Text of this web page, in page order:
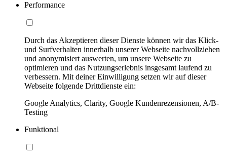
Performance
Durch das Akzeptieren dieser Dienste können wir das Klick-
und Surfverhalten innerhalb unserer Webseite nachvollziehen
und anonymisiert auswerten, um unsere Webseite zu
optimieren und das Nutzungserlebnis insgesamt laufend zu
verbessern. Mit deiner Einwilligung setzen wir auf dieser
Webseite folgende Drittdienste ein:
Google Analytics, Clarity, Google Kundenrezensionen, A/B-
Testing
Funktional